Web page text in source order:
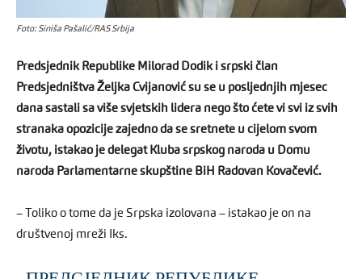
Foto: Siniša Pašalić/RAS Srbija
Predsjednik Republike Milorad Dodik i srpski član
Predsjedništva Željka Cvijanović su se u posljednjih mjesec
dana sastali sa više svjetskih lidera nego što ćete vi svi iz svih
stranaka opozicije zajedno da se sretnete u cijelom svom
životu, istakao je delegat Kluba srpskog naroda u Domu
naroda Parlamentarne skupštine BiH Radovan Kovačević.
– Toliko o tome da je Srpska izolovana – istakao je on na
društvenoj mreži Iks.